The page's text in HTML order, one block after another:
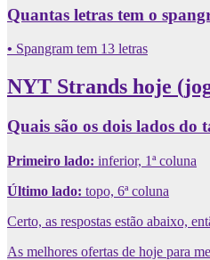
Quantas letras tem o
• Spangram tem 13 letras
NYT Strands hoje
Quais são os dois lados do
Primeiro lado: inferior, 1ª coluna
Último lado: topo, 6ª coluna
Certo, as respostas estão abaixo,
As melhores ofertas de hoje para